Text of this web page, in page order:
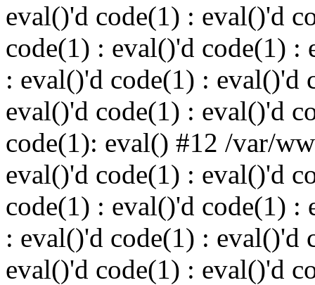
eval()'d code(1) : eval()'d
code(1) : eval()'d code(1) :
: eval()'d code(1) : eval()'d
eval()'d code(1) : eval()'d
code(1): eval() #12 /var/
eval()'d code(1) : eval()'d
code(1) : eval()'d code(1) :
: eval()'d code(1) : eval()'d
eval()'d code(1) : eval()'d